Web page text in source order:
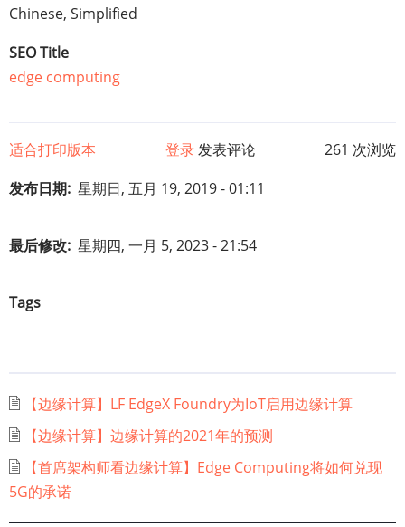
Chinese, Simplified
SEO Title
edge computing
适合打印版本 登录发表评论
261 次浏览
发布日期 星期日, 五月 19, 2019 - 01:11
最后修改 星期四, 一月 5, 2023 - 21:54
Tags
【边缘计算】LF EdgeX Foundry为IoT启用边缘计算
【边缘计算】边缘计算的2021年的预测
【首席架构师看边缘计算】Edge Computing将如何兑现
5G的承诺